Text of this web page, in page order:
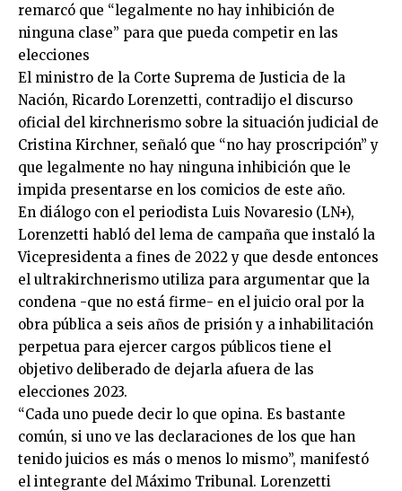
remarcó que “legalmente no hay inhibición de
ninguna clase” para que pueda competir en las
elecciones
El ministro de la Corte Suprema de Justicia de la
Nación, Ricardo Lorenzetti, contradijo el discurso
oficial del kirchnerismo sobre la situación judicial de
Cristina Kirchner, señaló que “no hay proscripción” y
que legalmente no hay ninguna inhibición que le
impida presentarse en los comicios de este año.
En diálogo con el periodista Luis Novaresio (LN+),
Lorenzetti habló del lema de campaña que instaló la
Vicepresidenta a fines de 2022 y que desde entonces
el ultrakirchnerismo utiliza para argumentar que la
condena -que no está firme- en el juicio oral por la
obra pública a seis años de prisión y a inhabilitación
perpetua para ejercer cargos públicos tiene el
objetivo deliberado de dejarla afuera de las
elecciones 2023.
“Cada uno puede decir lo que opina. Es bastante
común, si uno ve las declaraciones de los que han
tenido juicios es más o menos lo mismo”, manifestó
el integrante del Máximo Tribunal. Lorenzetti